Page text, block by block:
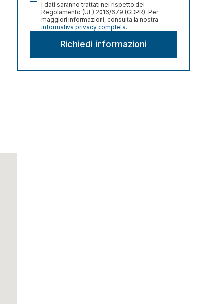
I dati saranno trattati nel rispetto del
Regolamento (UE) 2016/679 (GDPR). Per
maggiori informazioni, consulta la nostra
informativa privacy completa.